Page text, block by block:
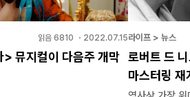
읽음 6810 ・ 2022.07.15
뮤지컬이 다음주 개막
라이프 > 뉴스
로버트 드
마스터링 재